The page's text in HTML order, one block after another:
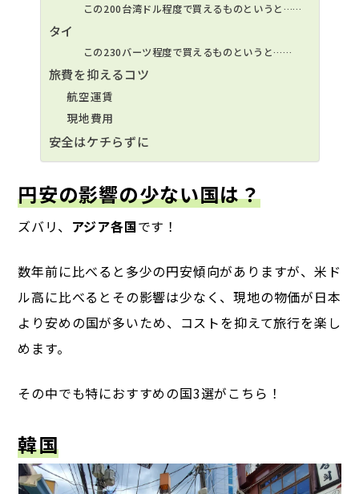
この200台湾ドル程度で買えるものというと……
タイ
この230バーツ程度で買えるものというと……
旅費を抑えるコツ
航空運賃
現地費用
安全はケチらずに
円安の影響の少ない国は？
ズバリ、 アジア各国です！
数年前に比べると多少の円安傾向がありますが、米ド
ル高に比べるとその影響は少なく、現地の物価が日本
より安めの国が多いため、コストを抑えて旅行を楽し
めます。
その中でも特におすすめの国3選がこちら！
韓国